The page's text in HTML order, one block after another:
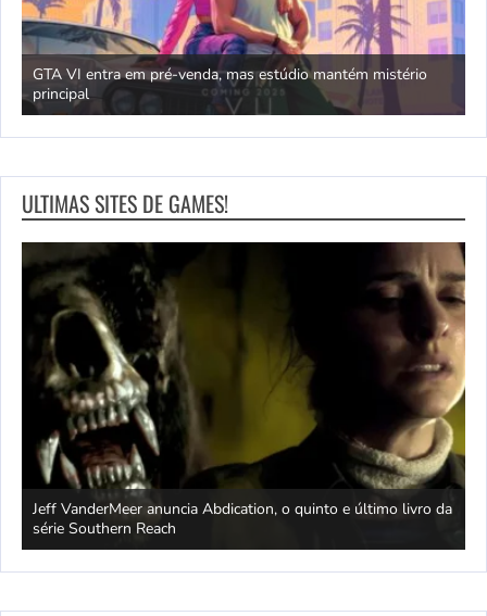
GTA VI entra em pré-venda, mas estúdio mantém mistério
principal
ULTIMAS SITES DE GAMES!
Jeff VanderMeer anuncia Abdication, o quinto e último livro da
série Southern Reach